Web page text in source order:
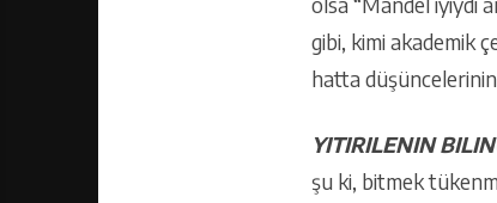
gibi, kimi akademik
hatta
YITIRILENIN
şu ki, bitmek